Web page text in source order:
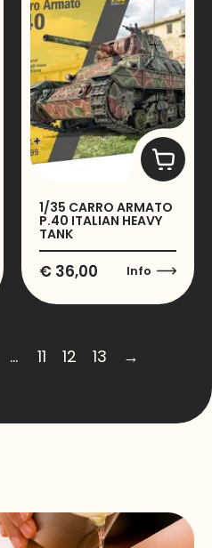
1/35 CARRO ARMATO
P.40 ITALIAN HEAVY
TANK
€ 36,00 Info
… 11 12 13 →